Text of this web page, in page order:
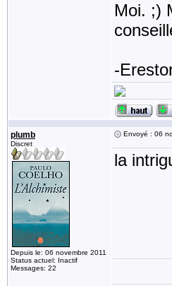
Moi. ;)
-
plumb
Discret
Depuis le: 06 novembre 2011
Status actuel: Inactif
Messages: 22
Envoyé : 06
la